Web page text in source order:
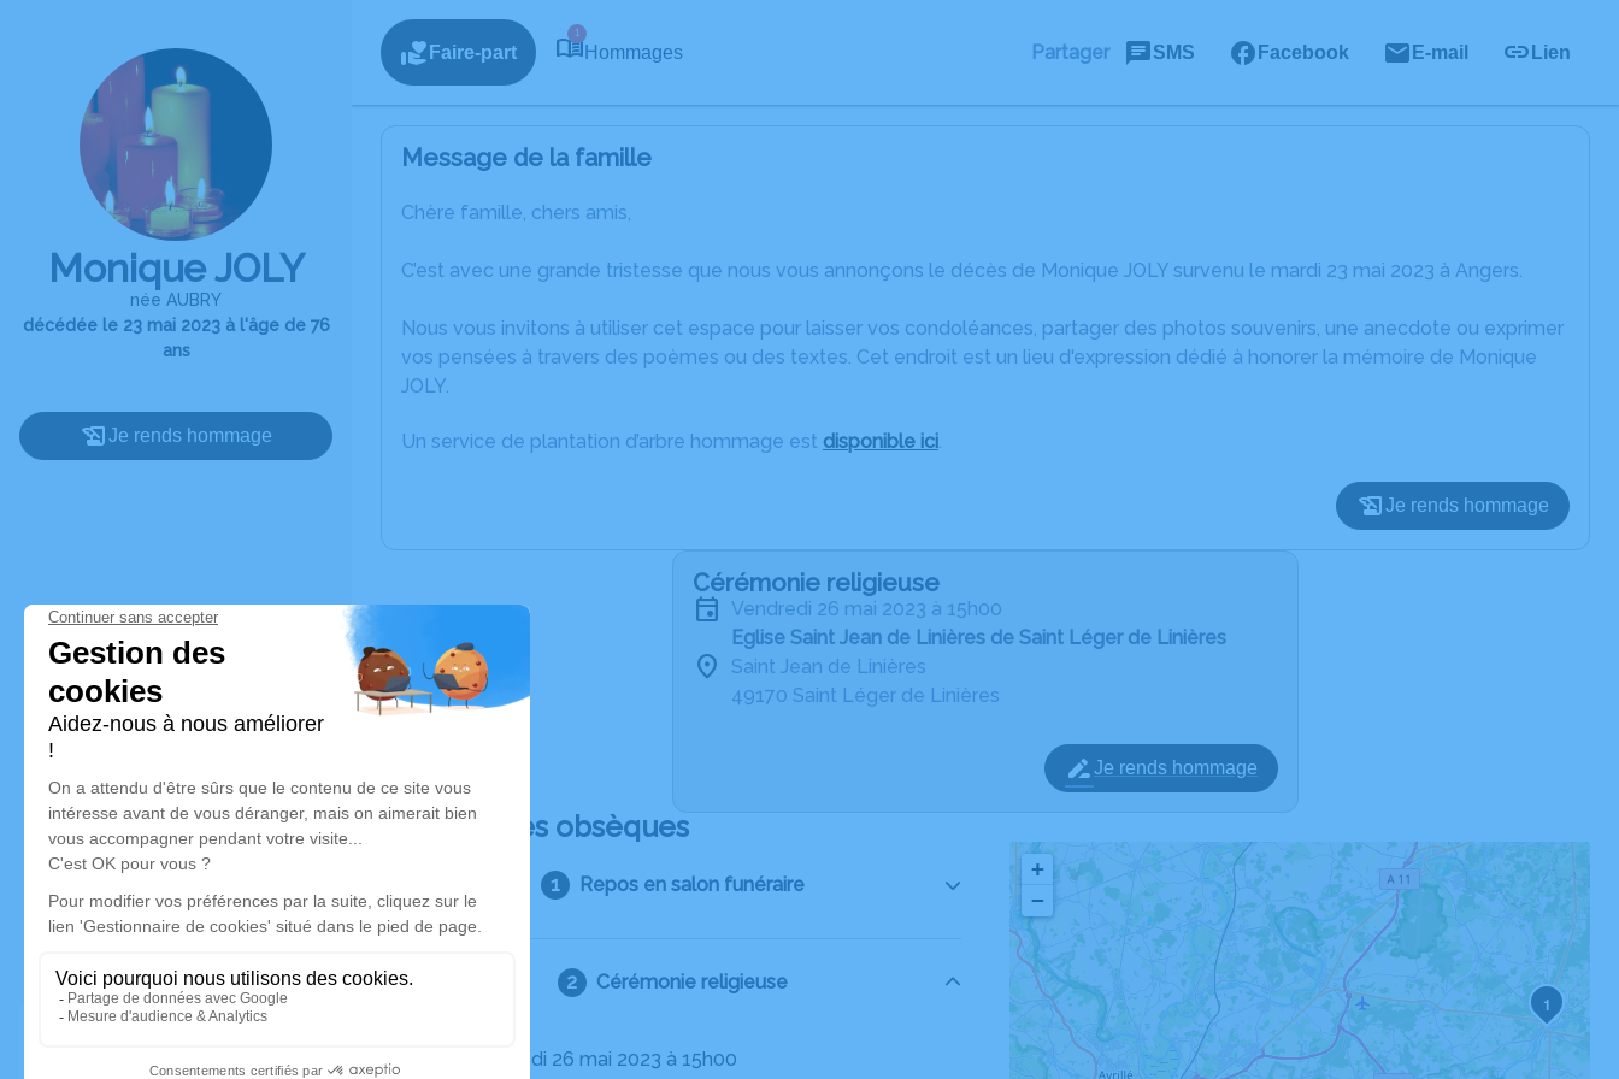
Monique JOLY
née AUBRY
décédée le 23 mai 2023 à l'âge de 76
ans
Je rends hommage
Faire-part
1
Hommages Partager SMS Facebook E-mail Lien
Message de la famille
Chère famille, chers amis,
C’est avec une grande tristesse que nous vous annonçons le décès de Monique JOLY survenu le mardi 23 mai 2023 à Angers.
Nous vous invitons à utiliser cet espace pour laisser vos condoléances, partager des photos souvenirs, une anecdote ou exprimer
vos pensées à travers des poèmes ou des textes. Cet endroit est un lieu d'expression dédié à honorer la mémoire de Monique
JOLY.
Un service de plantation d’arbre hommage est disponible ici.
Je rends hommage
Cérémonie religieuse
vendredi 26 mai 2023 à 15h00
Eglise Saint Jean de Linières de Saint Léger de Linières
Saint Jean de Linières
49170 Saint Léger de Linières
Je rends hommage
Déroulé des obsèques
Repos en salon funéraire
Cérémonie religieuse
Le vendredi 26 mai 2023 à 15h00
1
+
−